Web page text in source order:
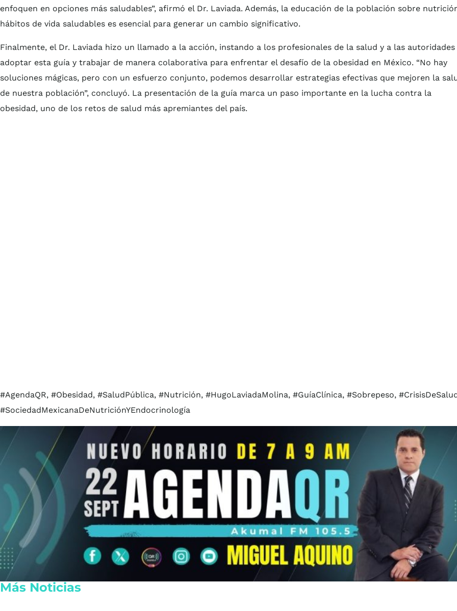
enfoquen en opciones más saludables”, afirmó el Dr. Laviada. Además, la educación de la población sobre
hábitos de vida saludables es esencial para generar un cambio significativo.
Finalmente, el Dr. Laviada hizo un llamado a la acción, instando a los profesionales de la salud y a las autoridades
adoptar esta guía y trabajar de manera colaborativa para enfrentar el desafío de la obesidad en México. “No hay
soluciones mágicas, pero con un esfuerzo conjunto, podemos desarrollar estrategias efectivas que mejoren la
de nuestra población”, concluyó. La presentación de la guía marca un paso importante en la lucha contra la
obesidad, uno de los retos de salud más apremiantes del país.
#AgendaQR, #Obesidad, #SaludPública, #Nutrición, #HugoLaviadaMolina, #GuíaClínica, #Sobrepeso,
#SociedadMexicanaDeNutriciónYEndocrinología
Más Noticias